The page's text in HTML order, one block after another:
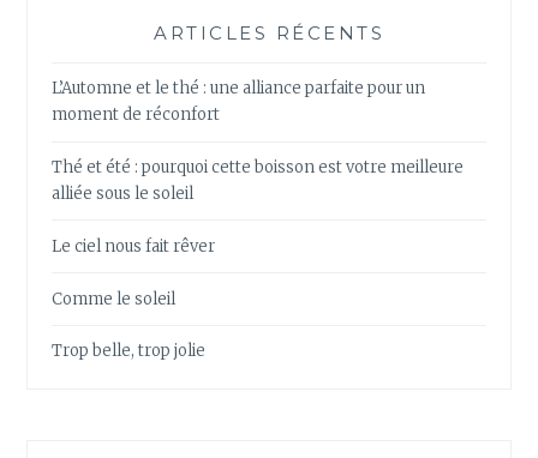
ARTICLES RÉCENTS
L’Automne et le thé : une alliance parfaite pour un
moment de réconfort
Thé et été : pourquoi cette boisson est votre meilleure
alliée sous le soleil
Le ciel nous fait rêver
Comme le soleil
Trop belle, trop jolie